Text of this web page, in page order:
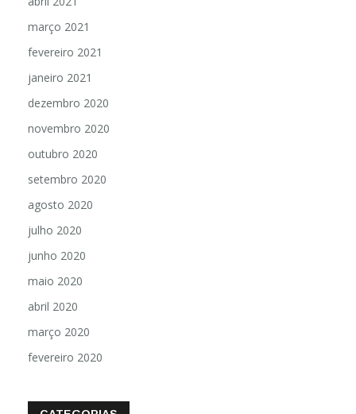
março 2021
fevereiro 2021
janeiro 2021
dezembro 2020
novembro 2020
outubro 2020
setembro 2020
agosto 2020
julho 2020
junho 2020
maio 2020
abril 2020
março 2020
fevereiro 2020